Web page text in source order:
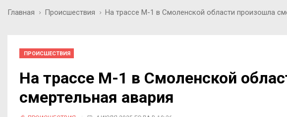
Главная Происшествия На трассе М-1 в Смоленской области произошла
ПРОИСШЕСТВИЯ
На трассе М-1 в Смоленской
смертельная авария